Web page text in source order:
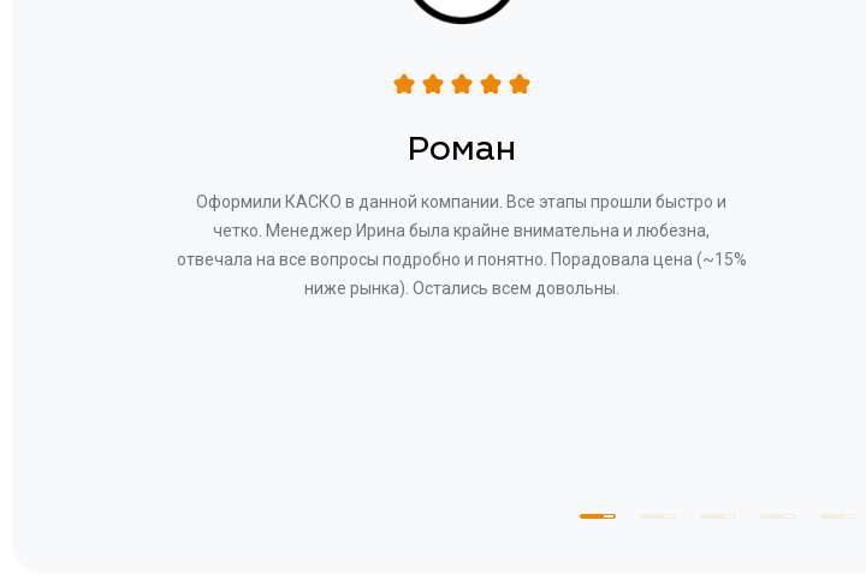
Роман
Оформили КАСКО в данной компании. Все этапы прошли быстро и
четко. Менеджер Ирина была крайне внимательна и любезна,
отвечала на все вопросы подробно и понятно. Порадовала цена (~15%
ниже рынка). Остались всем довольны.